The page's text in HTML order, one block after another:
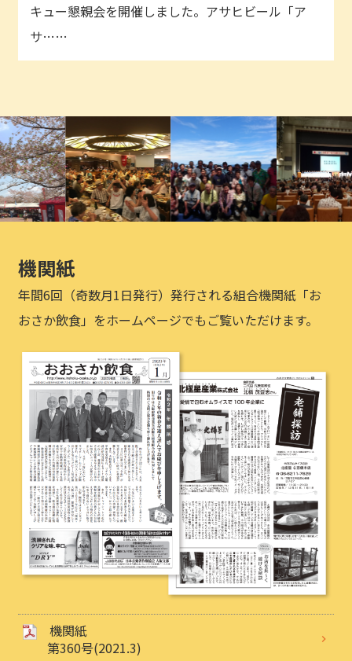
キュー懇親会を開催しました。アサヒビール「ア
サ……
機関紙
年間6回（奇数月1日発行）発行される組合機関紙「お
おさか飲食」をホームページでもご覧いただけます。
機関紙
第360号(2021.3)